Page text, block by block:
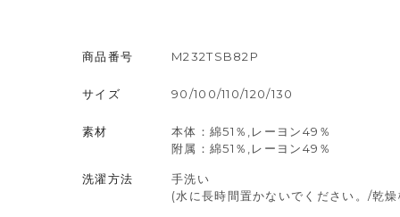
商品番号 M232TSB82P
サイズ 90/100/110/120/130
素材
本体：綿51％,レーヨン49％
附属：綿51％,レーヨン49％
洗濯方法
手洗い
(水に長時間置かないでください。/乾